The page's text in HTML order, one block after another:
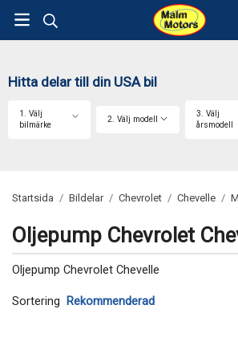
Hitta delar till din USA bil
1. Välj
bilmärke
2. Välj modell
3. Välj
årsmodell
Startsida / Bildelar / Chevrolet / Chevelle /
Oljepump Chevrolet
Oljepump Chevrolet Chevelle
Sortering